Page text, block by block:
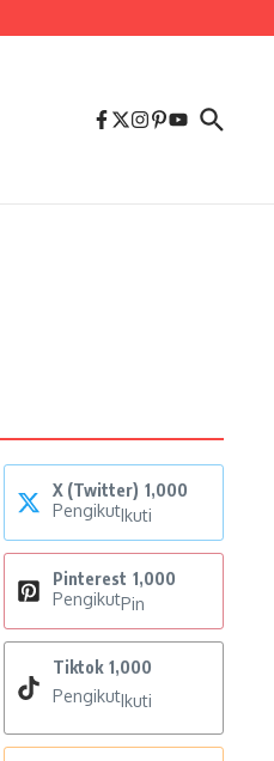
X (Twitter) 1,000
PengikutIkuti
Pinterest 1,000
PengikutPin
Tiktok 1,000
PengikutIkuti